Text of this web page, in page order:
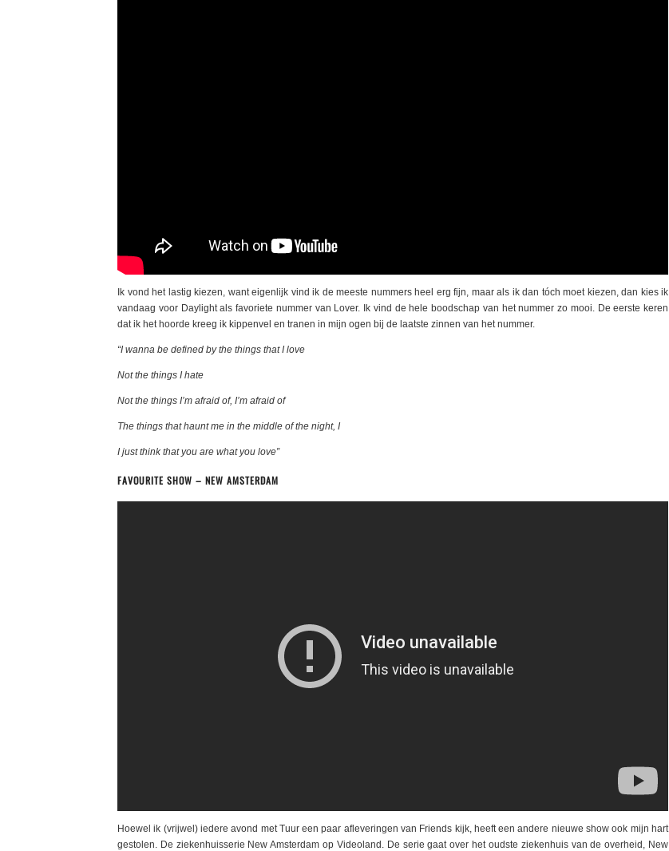
Ik vond het lastig kiezen, want eigenlijk vind ik de meeste nummers heel erg fijn, maar als ik dan tóch moet kiezen, dan kies ik
vandaag voor Daylight als favoriete nummer van Lover. Ik vind de hele boodschap van het nummer zo mooi. De eerste keren
dat ik het hoorde kreeg ik kippenvel en tranen in mijn ogen bij de laatste zinnen van het nummer.
“I wanna be defined by the things that I love
Not the things I hate
Not the things I’m afraid of, I’m afraid of
The things that haunt me in the middle of the night, I
I just think that you are what you love”
FAVOURITE SHOW – NEW AMSTERDAM
Hoewel ik (vrijwel) iedere avond met Tuur een paar afleveringen van Friends kijk, heeft een andere nieuwe show ook mijn hart
gestolen. De ziekenhuisserie New Amsterdam op Videoland. De serie gaat over het oudste ziekenhuis van de overheid, New